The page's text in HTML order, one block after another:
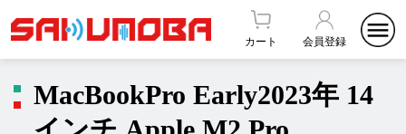
カート 会員登録
MacBookPro Early2023年 14